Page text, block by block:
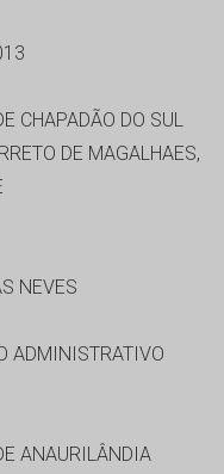
CHAPADÃO DO SUL
DE MAGALHAES,
NEVES
ADMINISTRATIVO
ANAURILÂNDIA